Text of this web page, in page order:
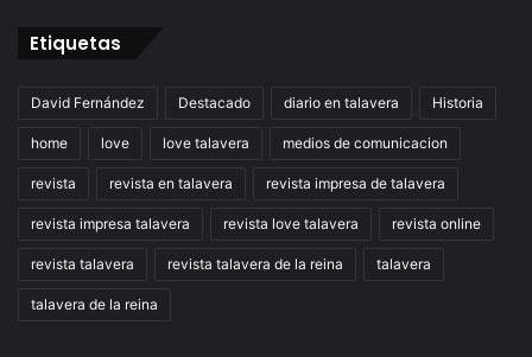
Etiquetas
David Fernández Destacado diario en talavera Historia
home love love talavera medios de comunicacion
revista revista en talavera revista impresa de talavera
revista impresa talavera revista love talavera revista online
revista talavera revista talavera de la reina talavera
talavera de la reina